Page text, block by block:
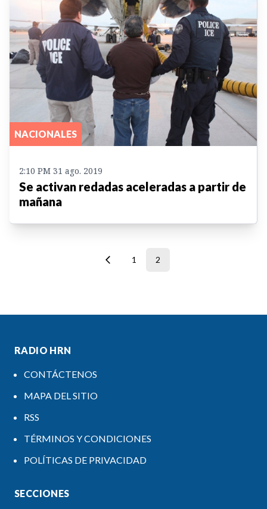
NACIONALES
2:10 PM 31 ago. 2019
Se activan redadas aceleradas a partir de
mañana
1 2
RADIO HRN
CONTÁCTENOS
MAPA DEL SITIO
RSS
TÉRMINOS Y CONDICIONES
POLÍTICAS DE PRIVACIDAD
SECCIONES